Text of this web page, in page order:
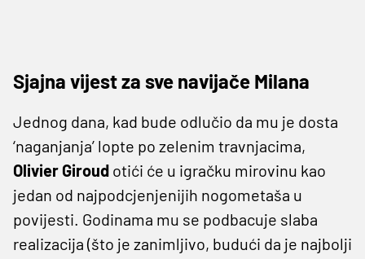
Sjajna vijest za sve navijače Milana
Jednog dana, kad bude odlučio da mu je dosta
‘naganjanja’ lopte po zelenim travnjacima,
Olivier Giroud otići će u igračku mirovinu kao
jedan od najpodcjenjenijih nogometaša u
povijesti. Godinama mu se podbacuje slaba
realizacija (što je zanimljivo, budući da je najbolji